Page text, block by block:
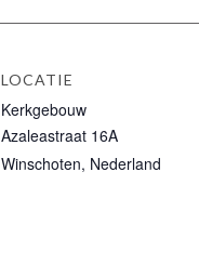
LOCATIE
Kerkgebouw
Azaleastraat 16A
Winschoten, Nederland